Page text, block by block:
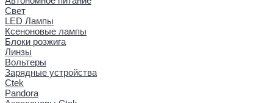
Свет
LED Лампы
Ксеноновые лампы
Блоки розжига
Линзы
Вольтеры
Зарядные устройства
Ctek
Pandora